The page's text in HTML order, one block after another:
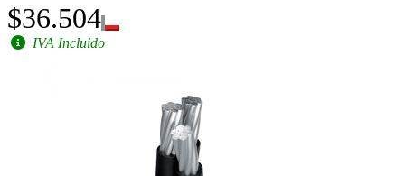
$36.504
IVA Incluido